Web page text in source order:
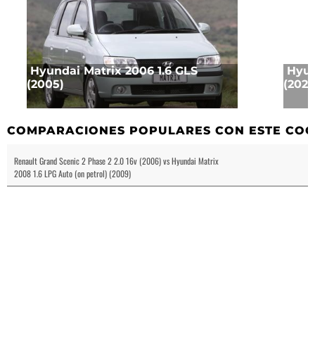
Hyundai Matrix 2006 1.6 GLS
(2005)
COMPARACIONES POPULARES CON ESTE
Renault Grand Scenic 2 Phase 2 2.0 16v (2006) vs Hyundai Matrix
2008 1.6 LPG Auto (on petrol) (2009)